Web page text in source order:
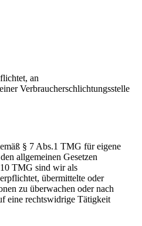
an
Verbraucherschlichtungsstelle
§ 7 Abs.1 TMG für eigene
allgemeinen Gesetzen
TMG sind wir als
übermittelte oder
zu überwachen oder nach
eine rechtswidrige Tätigkeit